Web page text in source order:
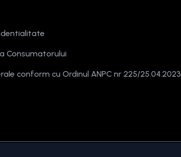
Consumatorului
conform cu Ordinul ANPC nr 225/25.04.2023